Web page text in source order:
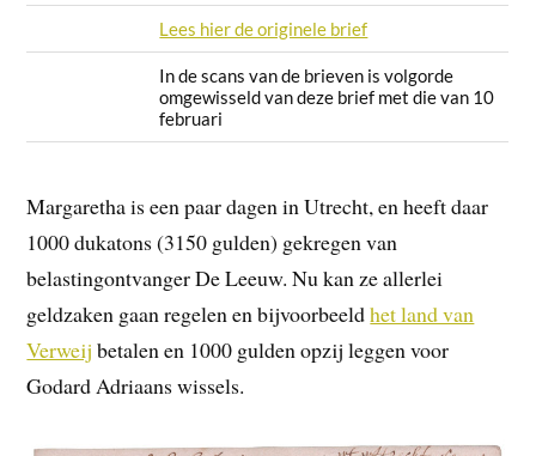
Lees hier de originele brief
In de scans van de brieven is volgorde
omgewisseld van deze brief met die van 10
februari
Margaretha is een paar dagen in Utrecht, en heeft daar
1000 dukatons (3150 gulden) gekregen van
belastingontvanger De Leeuw. Nu kan ze allerlei
geldzaken gaan regelen en bijvoorbeeldhet land van
Verweij betalen en 1000 gulden opzij leggen voor
Godard Adriaans wissels.